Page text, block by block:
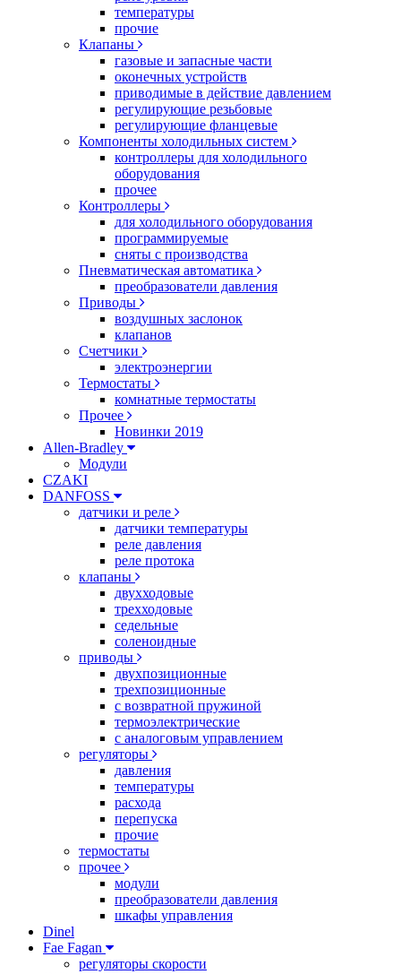
температуры
прочие
Клапаны
газовые и запасные части
оконечных устройств
приводимые в действие давлением
регулирующие резьбовые
регулирующие фланцевые
Компоненты холодильных систем
контроллеры для холодильного
оборудования
прочее
Контроллеры
для холодильного оборудования
программируемые
сняты с производства
Пневматическая автоматика
преобразователи давления
Приводы
воздушных заслонок
клапанов
Счетчики
электроэнергии
Термостаты
комнатные термостаты
Прочее
Новинки 2019
Allen-Bradley
Модули
CZAKI
DANFOSS
датчики и реле
датчики температуры
реле давления
реле протока
клапаны
двухходовые
трехходовые
седельные
соленоидные
приводы
двухпозиционные
трехпозиционные
с возвратной пружиной
термоэлектрические
с аналоговым управлением
регуляторы
давления
температуры
расхода
перепуска
прочие
термостаты
прочее
модули
преобразователи давления
шкафы управления
Dinel
Fae Fagan
регуляторы скорости